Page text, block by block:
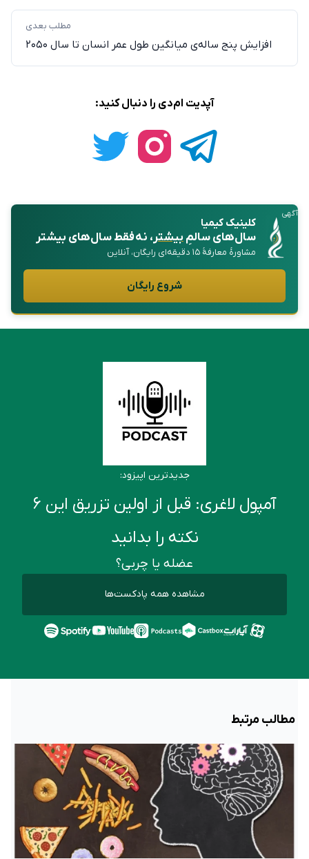
مطلب بعدی
افزایش پنج ساله‌ی میانگین طول عمر انسان تا سال ۲۰۵۰
آپدیت ام‌دی را دنبال کنید:
آگهی
کلینیک کیمیا
سال‌های سالمِبیشتر، نه فقط سال‌های بیشتر
مشاورهٔ معارفهٔ ۱۵ دقیقه‌ای رایگان، آنلاین
شروع رایگان
جدیدترین اپیزود:
آمپول لاغری: قبل از اولین تزریق این ۶
نکته را بدانید
عضله یا چربی؟
مشاهده همه پادکست‌ها
مطالب مرتبط